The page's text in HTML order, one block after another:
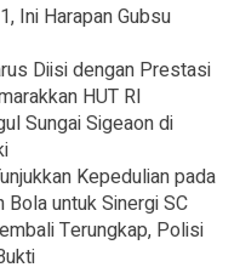
Ini Harapan Gubsu
Diisi dengan Prestasi
HUT RI
Sungai Sigeaon di
Kepedulian pada
Bola untuk Sinergi SC
Terungkap, Polisi